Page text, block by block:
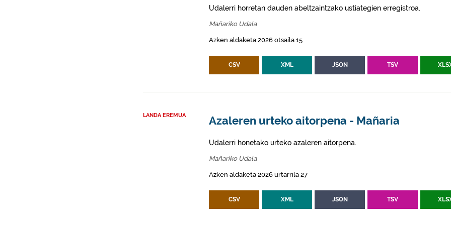
Udalerri horretan dauden abeltzaintzako ustiategien erregistroa.
Mañariko Udala
Azken aldaketa 2026 otsaila 15
CSV XML JSON TSV
LANDA EREMUA Azaleren urteko aitorpena - Mañaria
Udalerri honetako urteko azaleren aitorpena.
Mañariko Udala
Azken aldaketa 2026 urtarrila 27
CSV XML JSON TSV